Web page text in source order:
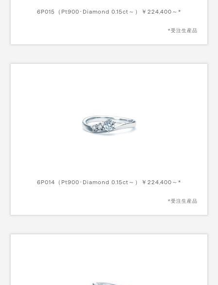
6P015（Pt900･Diamond 0.15ct～）￥224,400～*
*受注生産品
6P014（Pt900･Diamond 0.15ct～）￥224,400～*
*受注生産品